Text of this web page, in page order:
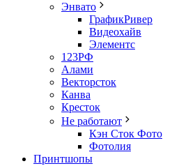
Энвато
ГрафикРивер
Видеохайв
Элементс
123РФ
Алами
Векторсток
Канва
Кресток
Не работают
Кэн Сток Фото
Фотолия
Принтшопы